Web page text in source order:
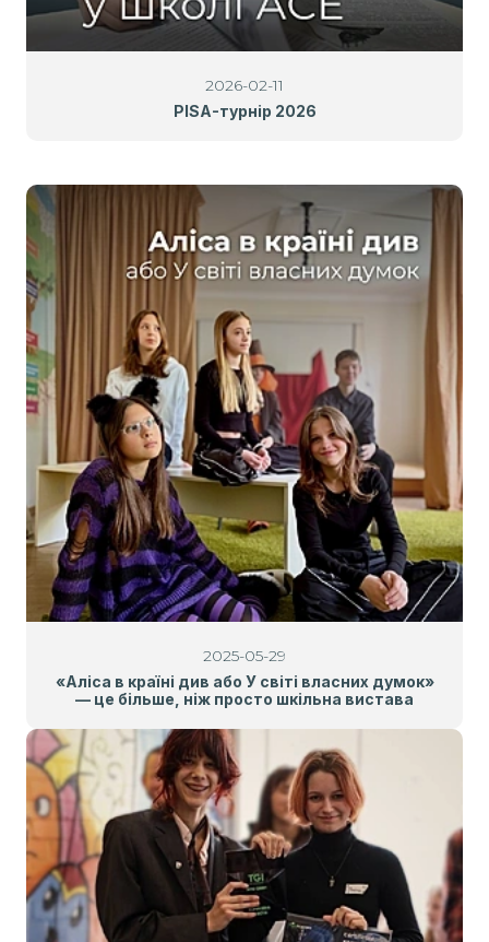
2026-02-11
PISA-турнір 2026
2025-05-29
«Аліса в країні див або У світі власних думок»
— це більше, ніж просто шкільна вистава